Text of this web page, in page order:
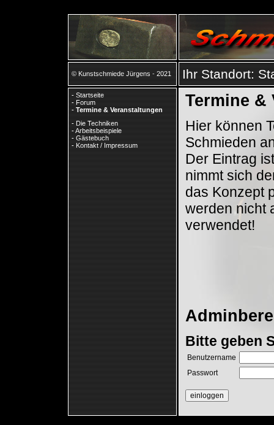
© Kunstschmiede Jürgens - 2021 Ihr Standort:
-Startseite
-Forum
-Termine & Veranstaltungen
-Die Techniken
-Arbeitsbeispiele
-Gästebuch
-Kontakt / Impressum
Termine &
Hier können
Schmieden
Der Eintrag
nimmt sich
das Konzept
werden nicht
verwendet!
Bitte geben
Benutzername
Passwort